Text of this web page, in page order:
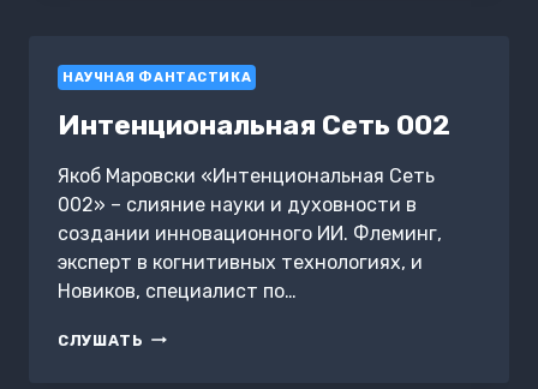
НАУЧНАЯ ФАНТАСТИКА
Интенциональная Сеть 002
Якоб Маровски «Интенциональная Сеть
002» – слияние науки и духовности в
создании инновационного ИИ. Флеминг,
эксперт в когнитивных технологиях, и
Новиков, специалист по…
СЛУШАТЬ ИНТЕНЦИОНАЛЬНАЯ